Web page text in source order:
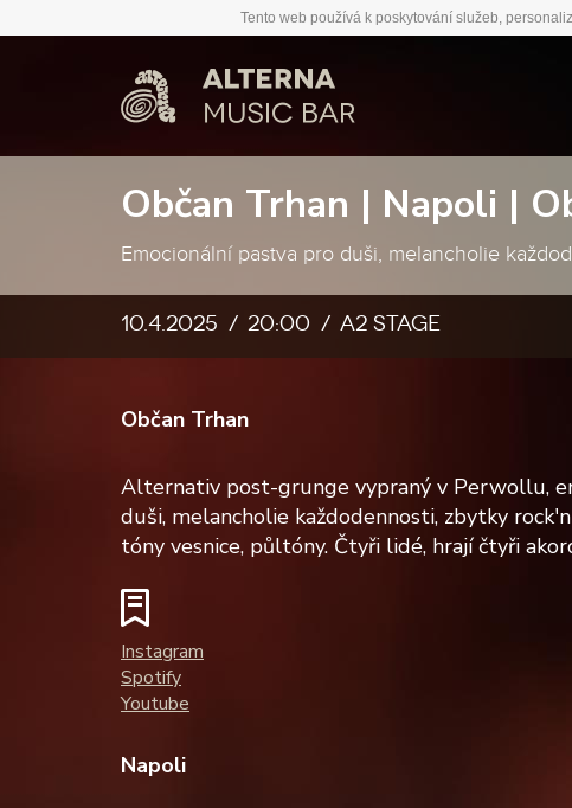
Tento web používá k poskytování služeb,
Občan Trhan | Napoli |
Emocionální pastva pro duši, melancholie
10.4.2025 20:00 A2 stage
Občan Trhan
Alternativ post-grunge vypraný v Perwollu,
duši, melancholie každodennosti, zbytky
tóny vesnice, půltóny. Čtyři lidé, hrají čtyři
Instagram
Spotify
Youtube
Napoli